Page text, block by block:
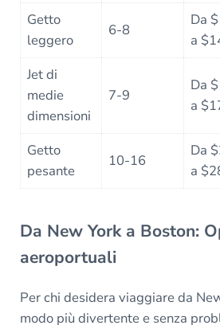
Getto
leggero
6-8
Da
a
Jet di
medie
dimensioni
7-9
Da
a
Getto
pesante
10-16
Da
a
Da New York a Boston:
aeroportuali
Per chi desidera viaggiare da
modo più divertente e senza